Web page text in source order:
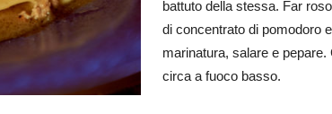
battuto della stessa. Far
di concentrato di pomodoro
marinatura, salare e
circa a fuoco basso.